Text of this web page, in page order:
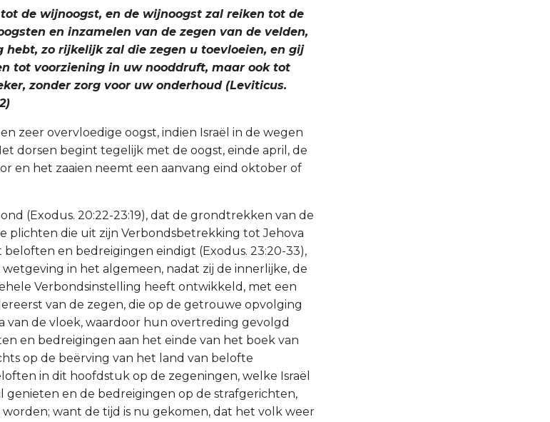
de wijnoogst, en de wijnoogst zal reiken tot de
en inzamelen van de zegen van de velden,
hebt, zo rijkelijk zal die zegen u toevloeien, en gij
tot voorziening in uw nooddruft, maar ook tot
zonder zorg voor uw onderhoud (Leviticus.
zeer overvloedige oogst, indien Israël in de wegen
dorsen begint tegelijk met de oogst, einde april, de
en het zaaien neemt een aanvang eind oktober of
(Exodus. 20:22-23:19), dat de grondtrekken van de
plichten die uit zijn Verbondsbetrekking tot Jehova
en bedreigingen eindigt (Exodus. 23:20-33),
in het algemeen, nadat zij de innerlijke, de
Verbondsinstelling heeft ontwikkeld, met een
van de zegen, die op de getrouwe opvolging
van de vloek, waardoor hun overtreding gevolgd
en bedreigingen aan het einde van het boek van
op de beërving van het land van belofte
in dit hoofdstuk op de zegeningen, welke Israël
genieten en de bedreigingen op de strafgerichten,
want de tijd is nu gekomen, dat het volk weer